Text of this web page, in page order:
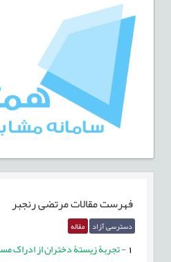
فهرست مقالاتمرتضی رنجبر
دسترسی آزاد مقاله
-تجربۀ زیستۀ دختران از ادراک